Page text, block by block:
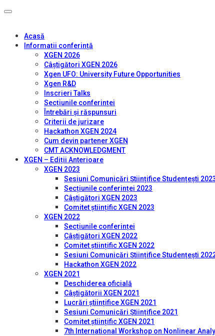
Acasă
Informații conferință
XGEN 2026
Câștigători XGEN 2026
Xgen UFO: University Future Opportunities
Xgen R&D
Inscrieri Talks
Secțiunile conferinței
Întrebări și răspunsuri
Criterii de jurizare
Hackathon XGEN 2024
Cum devin partener XGEN
CMT ACKNOWLEDGMENT
XGEN – Ediții Anterioare
XGEN 2023
Sesiuni Comunicări Științifice Studențești
Secțiunile conferinței 2023
Câștigători XGEN 2023
Comitet științific XGEN 2023
XGEN 2022
Secțiunile conferinței
Câștigători XGEN 2022
Comitet științific XGEN 2022
Sesiuni Comunicări Științifice Studențești
Hackathon XGEN 2022
XGEN 2021
Deschiderea oficială
Câștigătorii XGEN 2021
Lucrări științifice XGEN 2021
Sesiuni Comunicări Științifice 2021
Comitet științific XGEN 2021
7th International Workshop on Nonlinear